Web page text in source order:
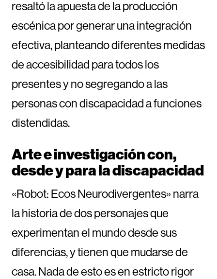
resaltó la apuesta de la producción
escénica por generar una integración
efectiva, planteando diferentes medidas
de accesibilidad para todos los
presentes y no segregando a las
personas con discapacidad a funciones
distendidas.
Arte e investigación con,
desde y para la discapacidad
«Robot: Ecos Neurodivergentes» narra
la historia de dos personajes que
experimentan el mundo desde sus
diferencias, y tienen que mudarse de
casa. Nada de esto es en estricto rigor